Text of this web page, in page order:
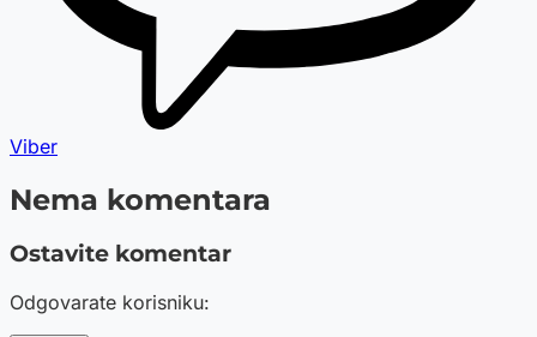
Viber
Nema komentara
Ostavite komentar
Odgovarate korisniku: